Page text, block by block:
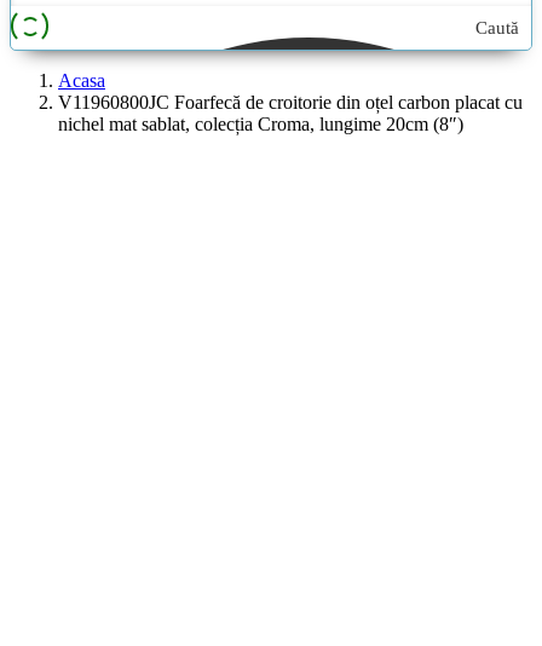
Caută
Acasa
V11960800JC Foarfecă de croitorie din oțel carbon placat cu
nichel mat sablat, colecția Croma, lungime 20cm (8″)